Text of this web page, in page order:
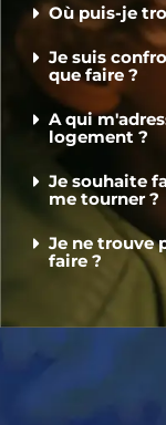
Où puis-je
Je suis
que faire ?
A qui
logement ?
Je souhaite
me tourner ?
Je ne trouve
faire ?